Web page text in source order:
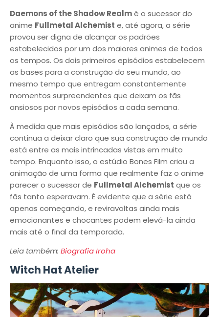
Daemons of the Shadow Realmé o sucessor do
anime Fullmetal Alchemist e, até agora, a série
provou ser digna de alcançar os padrões
estabelecidos por um dos maiores animes de todos
os tempos. Os dois primeiros episódios estabelecem
as bases para a construção do seu mundo, ao
mesmo tempo que entregam constantemente
momentos surpreendentes que deixam os fãs
ansiosos por novos episódios a cada semana.
À medida que mais episódios são lançados, a série
continua a deixar claro que sua construção de mundo
está entre as mais intrincadas vistas em muito
tempo. Enquanto isso, o estúdio Bones Film criou a
animação de uma forma que realmente faz o anime
parecer o sucessor de Fullmetal Alchemist que os
fãs tanto esperavam. É evidente que a série está
apenas começando, e reviravoltas ainda mais
emocionantes e chocantes podem elevá-la ainda
mais até o final da temporada.
Leia também: Biografia Iroha
Witch Hat Atelier